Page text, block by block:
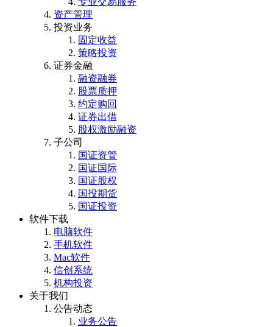
资产管理
投资业务
固定收益
策略投资
证券金融
融资融券
股票质押
约定购回
证券出借
股权激励融资
子公司
国证资管
国证国际
国证股权
国投期货
国证投资
软件下载
电脑软件
手机软件
Mac软件
信创系统
机构投资
关于我们
公告动态
业务公告